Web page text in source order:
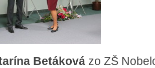
Betáková zo ZŠ